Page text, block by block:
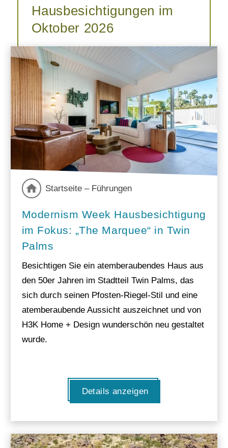
Hausbesichtigungen im
Oktober 2026
Startseite – Führungen
Modernism Week Hausbesichtigung
im Fokus: „The Marquee“ in Twin
Palms
Besichtigen Sie ein atemberaubendes Haus aus
den 50er Jahren im Stadtteil Twin Palms, das
sich durch seinen Pfosten-Riegel-Stil und eine
atemberaubende Aussicht auszeichnet und von
H3K Home + Design wunderschön neu gestaltet
wurde.
Details anzeigen